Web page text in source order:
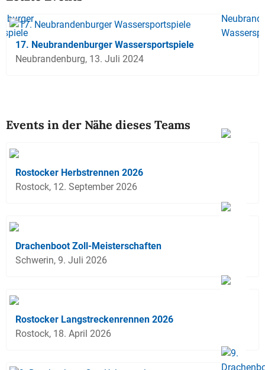
17. Neubrandenburger Wassersportspiele
Neubrandenburg, 13. Juli 2024
Events in der Nähe dieses Teams
Rostocker Herbstrennen 2026
Rostock, 12. September 2026
Drachenboot Zoll-Meisterschaften
Schwerin, 9. Juli 2026
Rostocker Langstreckenrennen 2026
Rostock, 18. April 2026